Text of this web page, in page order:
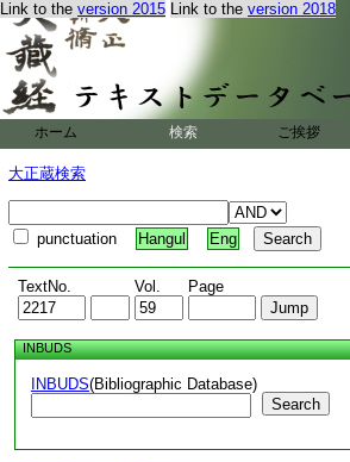
Link to the version 2015 Link to the version 2018
ホーム 検索 ご挨拶
大正蔵検索
punctuation Hangul Eng
TextNo. Vol. Page
INBUDS
INBUDS(Bibliographic Database)
Search